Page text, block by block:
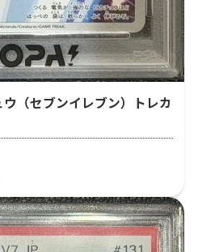
（セブンイレブン）トレカ